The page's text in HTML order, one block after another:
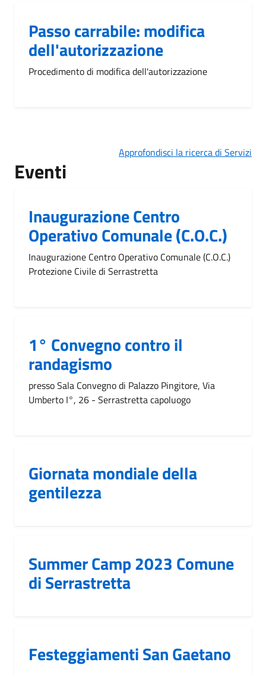
Passo carrabile: modifica
dell'autorizzazione
Procedimento di modifica dell'autorizzazione
Approfondisci la ricerca di Servizi
Eventi
Inaugurazione Centro
Operativo Comunale (C.O.C.)
Inaugurazione Centro Operativo Comunale (C.O.C.)
Protezione Civile di Serrastretta
1° Convegno contro il
randagismo
presso Sala Convegno di Palazzo Pingitore, Via
Umberto I°, 26 - Serrastretta capoluogo
Giornata mondiale della
gentilezza
Summer Camp 2023 Comune
di Serrastretta
Festeggiamenti San Gaetano